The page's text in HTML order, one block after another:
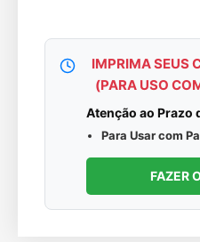
IMPRIMA SEUS
(PARA USO
Atenção ao Prazo
Para Usar com
FAZER